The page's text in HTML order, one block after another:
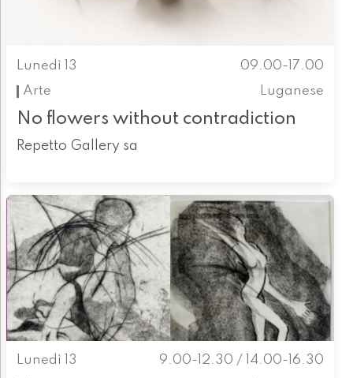
Lunedì 13
09.00-17.00
Arte
Luganese
No flowers without contradiction
Repetto Gallery sa
Lunedì 13
9.00-12.30 / 14.00-16.30